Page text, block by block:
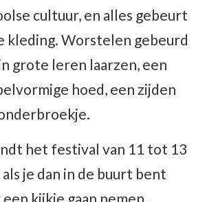
cultuur, en alles gebeurt
kleding. Worstelen gebeurd
grote leren laarzen, een
hoed, een zijden
het festival van 11 tot 13
als je dan in de buurt bent
kijkje gaan nemen.